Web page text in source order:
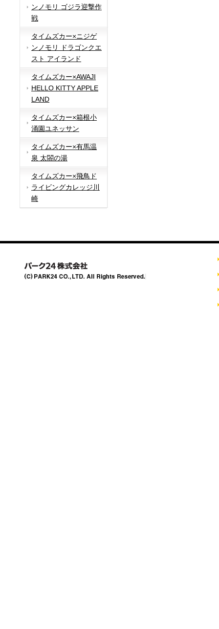
ンノモリ ゴジラ迎撃作
戦
タイムズカー×ニジゲ
ンノモリ ドラゴンクエ
スト アイランド
タイムズカー×AWAJI
HELLO KITTY APPLE
LAND
タイムズカー×箱根小
涌園ユネッサン
タイムズカー×有馬温
泉 太閤の湯
タイムズカー×飛鳥ド
ライビングカレッジ川
崎